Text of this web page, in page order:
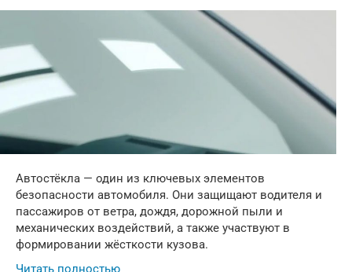
Автостёкла — один из ключевых элементов
безопасности автомобиля. Они защищают водителя и
пассажиров от ветра, дождя, дорожной пыли и
механических воздействий, а также участвуют в
формировании жёсткости кузова.